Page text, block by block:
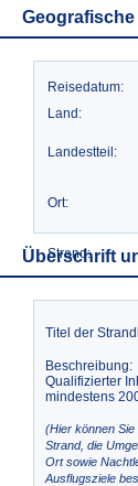
Reisedatum:
Land:
Landestteil:
Ort:
Strand:
Überschrift
Titel der
Beschreibung:
Qualifizierter
mindestens
(Hier können Sie
Strand, die
Ort sowie
Ausflugsziele